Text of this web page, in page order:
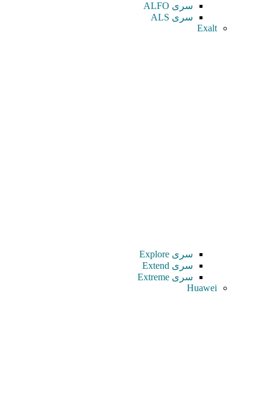
سری ALFO
سری ALS
Exalt
سری Explore
سری Extend
سری Extreme
Huawei